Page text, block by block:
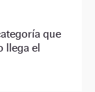
que
llega el